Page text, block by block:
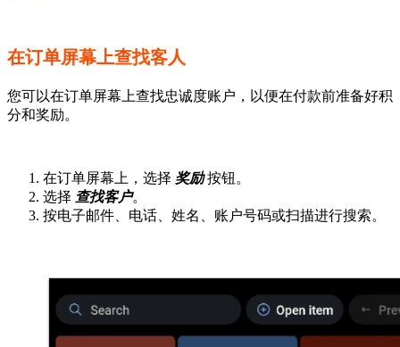
在订单屏幕上查找客人
您可以在订单屏幕上查找忠诚度账户，以便在付款前准备好积
分和奖励。
在订单屏幕上，选择 奖励按钮。
选择 查找客户。
按电子邮件、电话、姓名、账户号码或扫描进行搜索。